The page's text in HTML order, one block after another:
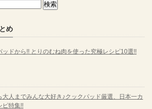
め
ッドから!! とりのむね肉を使った究極レシピ10選!!
大人までみんな大好き♪クックパッド厳選、日本一カ
ピ特集!!